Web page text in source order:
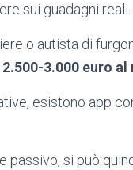
sui guadagni reali.
o autista di
2.500-3.000 euro al
esistono app
si può